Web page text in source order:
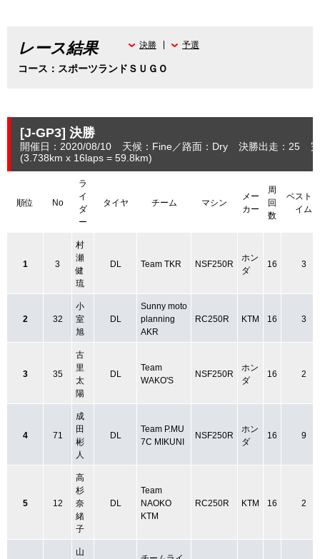
レース結果
コース：スポーツランドＳＵＧＯ
決勝 予選
[J-GP3] 決勝
開催日：2020/08/10 天候：Fine 路面：Dry 決勝出走：25
(3.738km x 16laps = 59.8km)
順位 No
ラ
イ
ダ
ー
タイヤ チーム マシン
メー
カー
周
回
数
ベストタ
イム
1 3
村
瀬
健
琉
DL Team TKR NSF250R
ホン
ダ
16 3
2 32
小
室
旭
DL
Sunny moto
planning
AKR
RC250R KTM 16 3
3 35
古
里
太
陽
DL
Team
WAKO'S
NSF250R
ホン
ダ
16 2
4 71
成
田
彬
人
DL
Team P.MU
7C MIKUNI
NSF250R
ホン
ダ
16 9
5 12
高
杉
奈
緒
子
DL
Team
NAOKO
KTM
RC250R KTM 16 2
山